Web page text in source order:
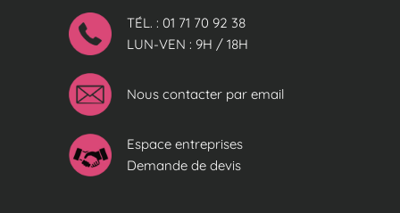
TÉL. : 01 71 70 92 38
LUN-VEN : 9H / 18H
Nous contacter par email
Espace entreprises
Demande de devis